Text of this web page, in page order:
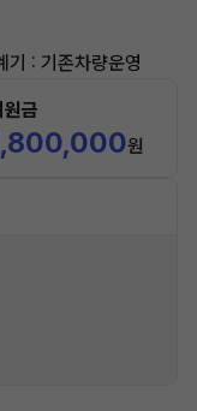
: 기존차량운영
원금
원